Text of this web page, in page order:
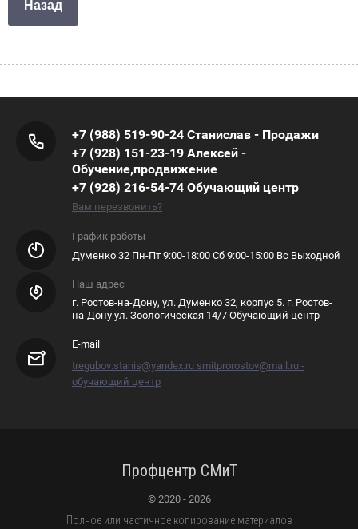
Назад
+7 (988) 519-90-24 Станислав - Продажи
+7 (928) 151-23-19 Алексей -
Обучение,продвижение
+7 (928) 216-54-74 Обучающий центр
Вам перезвонить?
График работы
Думенко 32 Пн-Пт 9:00-18:00 Сб 9:00-15:00 Вс Выходной
Наш адрес
г. Ростов-на-Дону, ул. Думенко 32, корпус 5. г. Ростов-
на-Дону ул. Зоологическая 14/7 Обучающий центр
E-mail
tregubov.stanis@yandex.ru smitprorostov@mail.ru -
обучающий центр
Профцентр СМиТ
© 2020 - 2026
Полное или частичное копирование материалов